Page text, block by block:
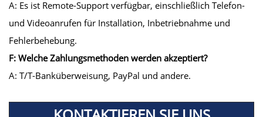
A: Es ist Remote-Support verfügbar, einschließlich Telefon-
und Videoanrufen für Installation, Inbetriebnahme und
Fehlerbehebung.
F: Welche Zahlungsmethoden werden akzeptiert?
A: T/T-Banküberweisung, PayPal und andere.